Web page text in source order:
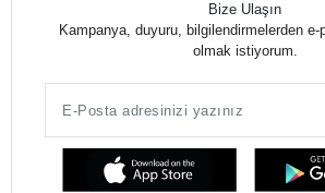
Bize Ulaşın
Kampanya, duyuru, bilgilendirmelerden e-
olmak istiyorum.